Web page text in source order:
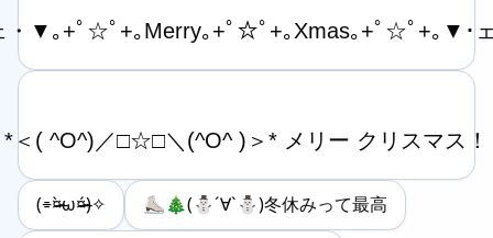
(⌯¤̴̶̷̀ω¤̴̶̷́)✧ ⛸️🎄(⛄️´∀`⛄️)冬休みって最高